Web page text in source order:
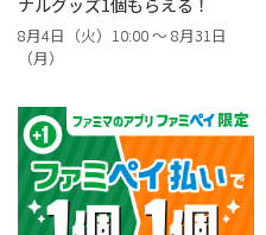
8月4日（火）10:00 ～ 8月31日
（月）